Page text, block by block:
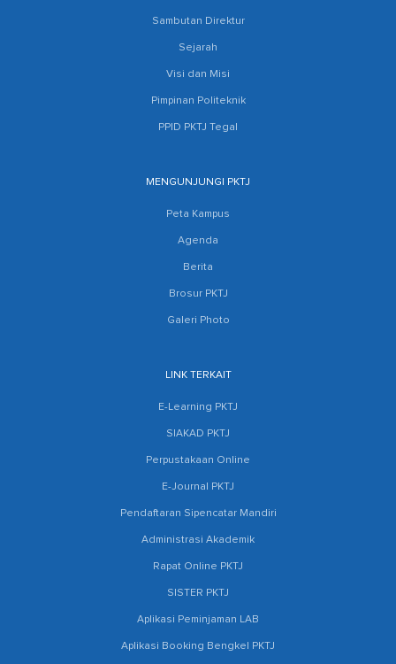
Sambutan Direktur
Sejarah
Visi dan Misi
Pimpinan Politeknik
PPID PKTJ Tegal
MENGUNJUNGI PKTJ
Peta Kampus
Agenda
Berita
Brosur PKTJ
Galeri Photo
LINK TERKAIT
E-Learning PKTJ
SIAKAD PKTJ
Perpustakaan Online
E-Journal PKTJ
Pendaftaran Sipencatar Mandiri
Administrasi Akademik
Rapat Online PKTJ
SISTER PKTJ
Aplikasi Peminjaman LAB
Aplikasi Booking Bengkel PKTJ